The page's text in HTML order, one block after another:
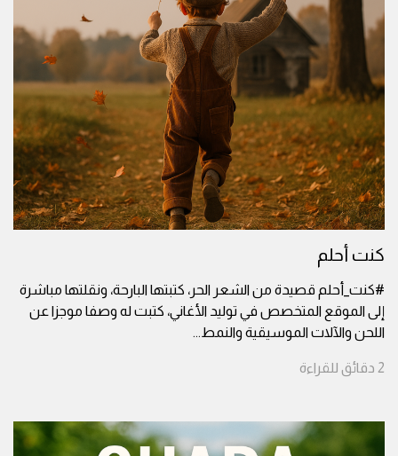
كنت أحلم
#كنت_أحلم قصيدة من الشعر الحر، كتبتها البارحة، ونقلتها مباشرة
إلى الموقع المتخصص في توليد الأغاني، كتبت له وصفا موجزا عن
اللحن والآلات الموسيقية والنمط...
2 دقائق للقراءة